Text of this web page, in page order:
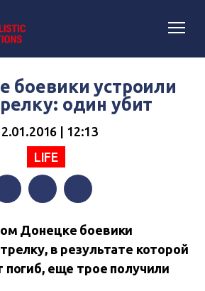
боевики устроили
один убит
| 12:13
LIFE
Донецке боевики
в результате которой
погиб, еще трое получили